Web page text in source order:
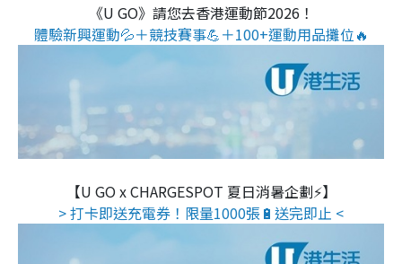
《U GO》請您去香港運動節2026！
體驗新興運動💦＋競技賽事💪＋100+運動用品攤位🔥
【U GO x CHARGESPOT 夏日消暑企劃⚡】
> 打卡即送充電券！限量1000張🔋送完即止 <